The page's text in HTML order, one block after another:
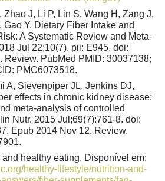
J, Li P, Lin S, Wang H, Zang J,
Gao Y. Dietary Fiber Intake and
A Systematic Review and Meta-
Jul 22;10(7). pii: E945. doi:
Review. PubMed PMID: 30037138;
PMC6073518.
A, Sievenpiper JL, Jenkins DJ,
effects in chronic kidney disease:
meta-analysis of controlled
Nutr. 2015 Jul;69(7):761-8. doi:
Epub 2014 Nov 12. Review.
healthy eating. Disponível em:
healthy-lifestyle/nutrition-and-